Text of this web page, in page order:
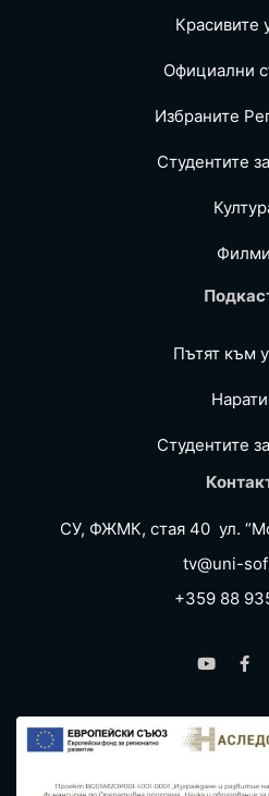
Красивите
Официални
Избраните
Студентите
Филми
Пътят към
Студентите
СУ, ФЖМК, стая 40 ул.
tv@uni-
+359 88